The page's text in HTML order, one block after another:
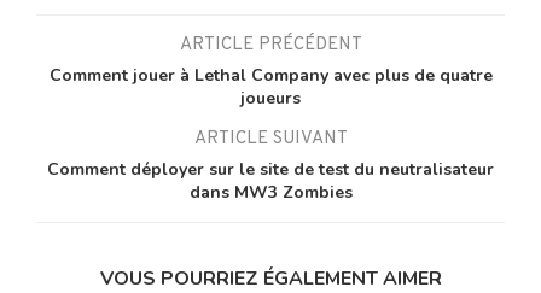
ARTICLE PRÉCÉDENT
Comment jouer à Lethal Company avec plus de quatre
joueurs
ARTICLE SUIVANT
Comment déployer sur le site de test du neutralisateur
dans MW3 Zombies
VOUS POURRIEZ ÉGALEMENT AIMER